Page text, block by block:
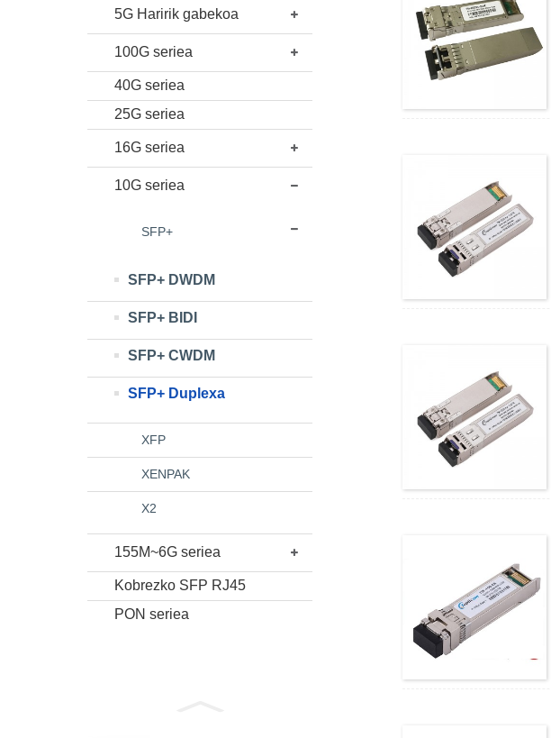
5G Haririk gabekoa
100G seriea
40G seriea
25G seriea
16G seriea
10G seriea
SFP+
SFP+ DWDM
SFP+ BIDI
SFP+ CWDM
SFP+ Duplexa
XFP
XENPAK
X2
155M~6G seriea
Kobrezko SFP RJ45
PON seriea